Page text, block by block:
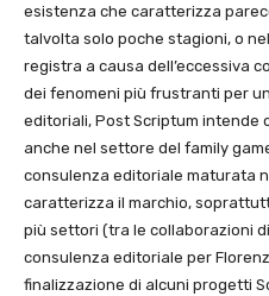
esistenza che caratterizza
talvolta solo poche stagioni, o
registra a causa dell’eccessiva
dei fenomeni più frustranti per
editoriali, Post Scriptum intende
anche nel settore del family
consulenza editoriale maturata
caratterizza il marchio,
più settori (tra le collaborazioni
consulenza editoriale per
finalizzazione di alcuni progetti